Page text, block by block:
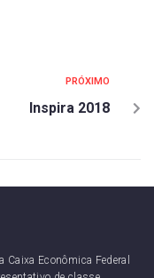
PRÓXIMO
Inspira 2018
Econômica Federal